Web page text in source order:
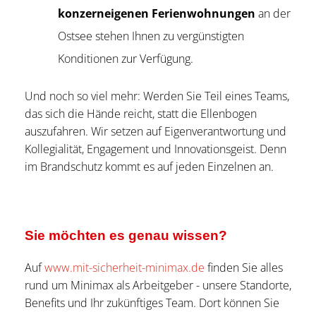
konzerneigenen Ferienwohnungen an der
Ostsee stehen Ihnen zu vergünstigten
Konditionen zur Verfügung.
Und noch so viel mehr: Werden Sie Teil eines Teams,
das sich die Hände reicht, statt die Ellenbogen
auszufahren. Wir setzen auf Eigenverantwortung und
Kollegialität, Engagement und Innovationsgeist. Denn
im Brandschutz kommt es auf jeden Einzelnen an.
Sie möchten es genau wissen?
Aufwww.mit-sicherheit-minimax.de finden Sie alles
rund um Minimax als Arbeitgeber - unsere Standorte,
Benefits und Ihr zukünftiges Team. Dort können Sie